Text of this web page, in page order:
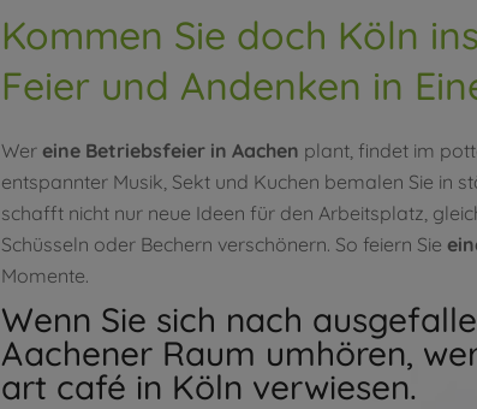
Kommen Sie doch Köln
Feier und Andenken in
Wer eine Betriebsfeier in Aachen plant, findet im
entspannter Musik, Sekt und Kuchen bemalen Sie in
schafft nicht nur neue Ideen für den Arbeitsplatz,
Schüsseln oder Bechern verschönern. So feiern Sie
Momente.
Wenn Sie sich nach
Aachener Raum umhören,
art café in Köln verwiesen.